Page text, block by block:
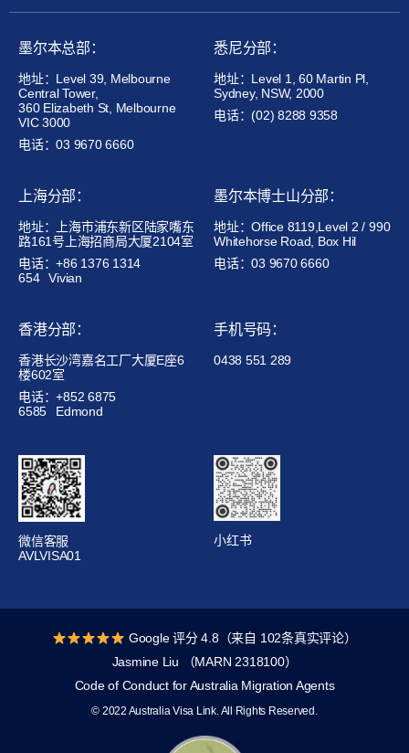
墨尔本总部：
地址：Level 39, Melbourne
Central Tower,
360 Elizabeth St, Melbourne
VIC 3000
电话：03 9670 6660
悉尼分部：
地址：Level 1, 60 Martin Pl,
Sydney, NSW, 2000
电话：(02) 8288 9358
上海分部：
地址：上海市浦东新区陆家嘴东
路161号上海招商局大厦2104室
电话：+86 1376 1314
654
Vivian
墨尔本博士山分部：
地址：Office 8119,Level 2 / 990
Whitehorse Road, Box Hil
电话：03 9670 6660
香港分部：
香港长沙湾嘉名工厂大厦E座6
楼602室
电话：+852 6875
6585
Edmond
手机号码：
0438 551 289
微信客服
AVLVISA01
小红书
Google 评分 4.8（来自 102条真实评论）
Jasmine Liu （MARN 2318100）
Code of Conduct for Australia Migration Agents
© 2022 Australia Visa Link. All Rights Reserved.